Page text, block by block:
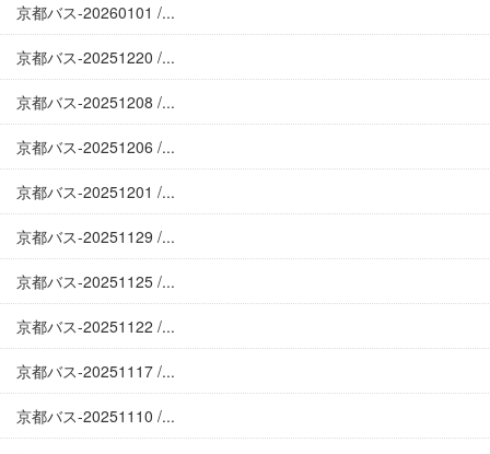
京都バス-20260101 /...
京都バス-20251220 /...
京都バス-20251208 /...
京都バス-20251206 /...
京都バス-20251201 /...
京都バス-20251129 /...
京都バス-20251125 /...
京都バス-20251122 /...
京都バス-20251117 /...
京都バス-20251110 /...